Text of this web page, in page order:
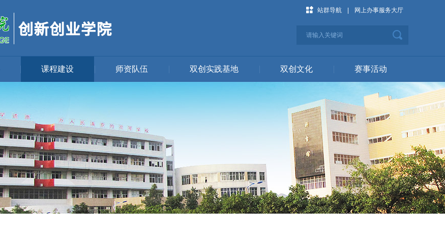
站群导航 网上办事服务大厅
课程建设 师资队伍 双创实践基地 双创文化 赛事活动